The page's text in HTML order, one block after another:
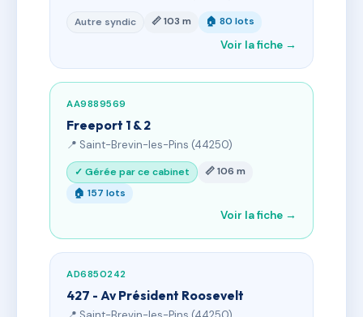
Autre syndic 📏 103 m 🏠 80 lots
Voir la fiche →
AA9889569
Freeport 1 & 2
📍 Saint-Brevin-les-Pins (44250)
✓ Gérée par ce cabinet
📏 106 m
🏠 157 lots
Voir la fiche →
AD6850242
427 - Av Président Roosevelt